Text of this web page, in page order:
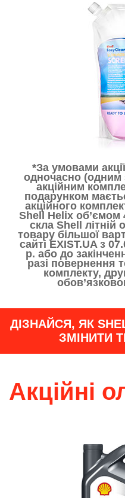
*За умовами
одночасно
акційним
подарунком
акційного
Shell Helix об’ємом
скла Shell літній
товару більшої
сайті EXIST.UA з
р. або до
разі повернення
комплекту,
ДІЗНАЙСЯ, ЯК
ЗМІНИТИ
Акційні